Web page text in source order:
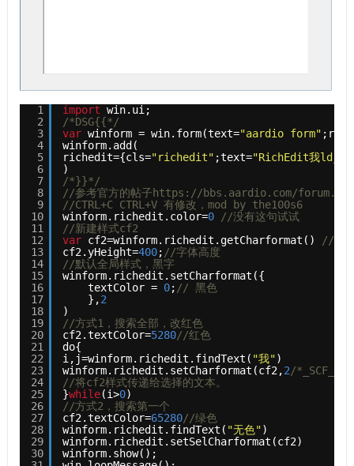
1
2
3
4
5
6
7
8
9
10
11
12
13
14
15
16
17
18
19
20
21
22
23
24
25
26
27
28
29
30
import win.ui;
/*DSG{{*/
var winform = win.form(text="aardio form"
winform.add(
richedit={cls="richedit" ;text="RichEdit我
)
/*}}*/
//参考官方的帖子https://bbs.aardio.com/
//CTRL+C CTRL+V 有修改，mod by the100s6
winform.richedit.color=0
//没有这句试试
//新建样式cf2
var cf2=winform.richedit.getCharformat()
//创
cf2.yHeight=400; //字体高度
//默认全局样式，黑字
winform.richedit.setCharformat({
textColor = 0; // 黑色
},2
)
//方式1，搜索全部，改红色
cf2.textColor=5280//红色
do{
i,j=winform.richedit.findText( "我")
winform.richedit.setCharformat(cf2,2/
//将cf2样式传递给选择的文本。
}while(i>0)
//方式2，搜索第一个
cf2.textColor=65280//绿色
winform.richedit.findText( "无色")
winform.richedit.setSelCharformat(cf2)
winform.show();